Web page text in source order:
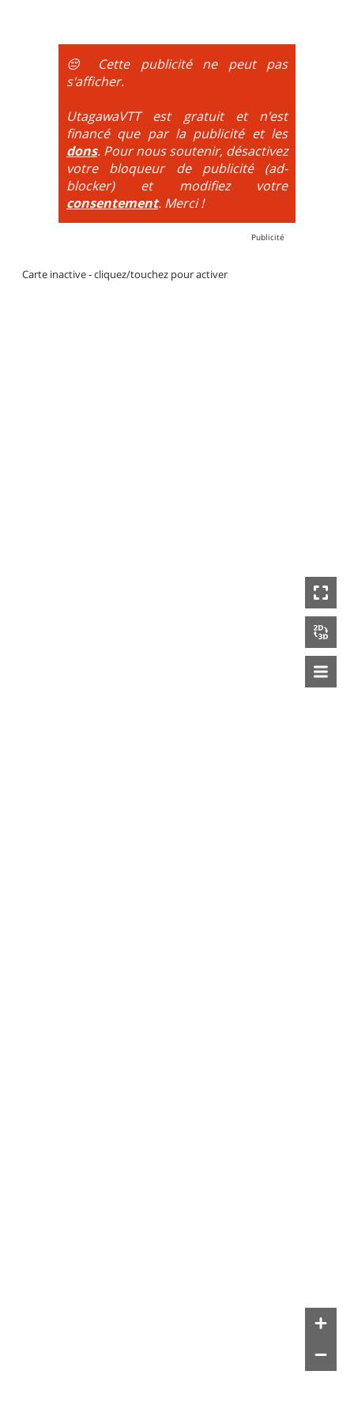
obligatoire.
DH / Gravity : Seule la descente se passe sur le vélo.
La montée est faite via navette ou remontée
mécanique. La difficulté de la descente est indiquée
par des couleurs lorsqu'il s'agit de bikeparks. Vélo
tout suspendu et protections du corps obligatoires.
😔 Cette publicité ne peut pas
s'afficher.
UtagawaVTT est gratuit et n'est
financé que par la publicité et les
dons. Pour nous soutenir, désactivez
votre bloqueur de publicité (ad-
blocker) et modifiez votre
consentement. Merci !